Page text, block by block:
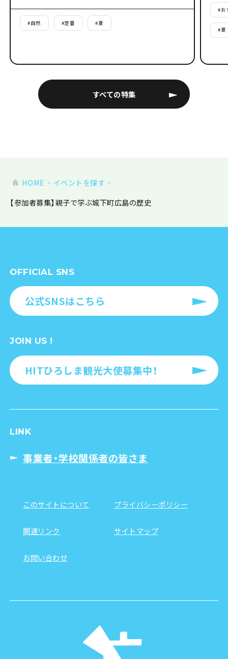
すべての特集
#自然 #定番 #夏
#お
#夏
HOME
イベントを探す
【参加者募集】親子で学ぶ城下町広島の歴史
OFFICIAL SNS
公式SNSはこちら
JOIN US !
HITひろしま観光大使募集中！
LINK
事業者・学校関係者の皆さま
このサイトについて プライバシーポリシー
関連リンク サイトマップ
お問い合わせ